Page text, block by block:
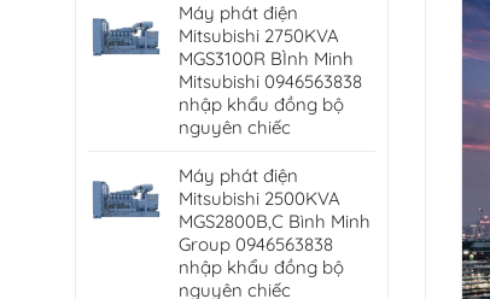
Máy phát điện
Mitsubishi 2750KVA
MGS3100R BÌnh Minh
Mitsubishi 0946563838
nhập khẩu đồng bộ
nguyên chiếc
Máy phát điện
Mitsubishi 2500KVA
MGS2800B,C Bình Minh
Group 0946563838
nhập khẩu đồng bộ
nguyên chiếc